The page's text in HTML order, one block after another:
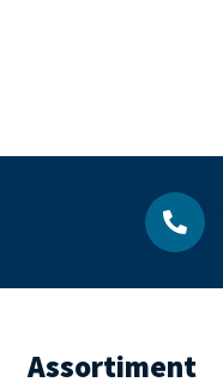
Assortiment